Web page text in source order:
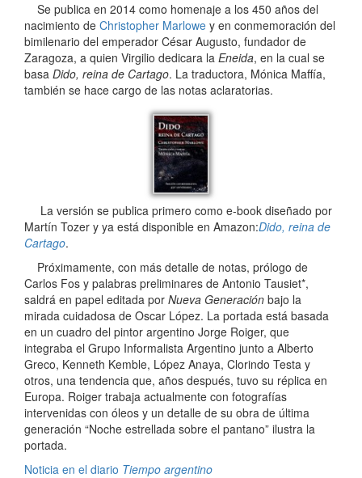
Se publica en 2014 como homenaje a los 450 años del
nacimiento de Christopher Marlowe y en conmemoración del
bimilenario del emperador César Augusto, fundador de
Zaragoza, a quien Virgilio dedicara la Eneida, en la cual se
basa Dido, reina de Cartago. La traductora, Mónica Maffía,
también se hace cargo de las notas aclaratorias.
La versión se publica primero como e-book diseñado por
Martín Tozer y ya está disponible en Amazon:Dido, reina de
Cartago.
Próximamente, con más detalle de notas, prólogo de
Carlos Fos y palabras preliminares de Antonio Tausiet*,
saldrá en papel editada por Nueva Generación bajo la
mirada cuidadosa de Oscar López. La portada está basada
en un cuadro del pintor argentino Jorge Roiger, que
integraba el Grupo Informalista Argentino junto a Alberto
Greco, Kenneth Kemble, López Anaya, Clorindo Testa y
otros, una tendencia que, años después, tuvo su réplica en
Europa. Roiger trabaja actualmente con fotografías
intervenidas con óleos y un detalle de su obra de última
generación “Noche estrellada sobre el pantano” ilustra la
portada.
Noticia en el diario Tiempo argentino